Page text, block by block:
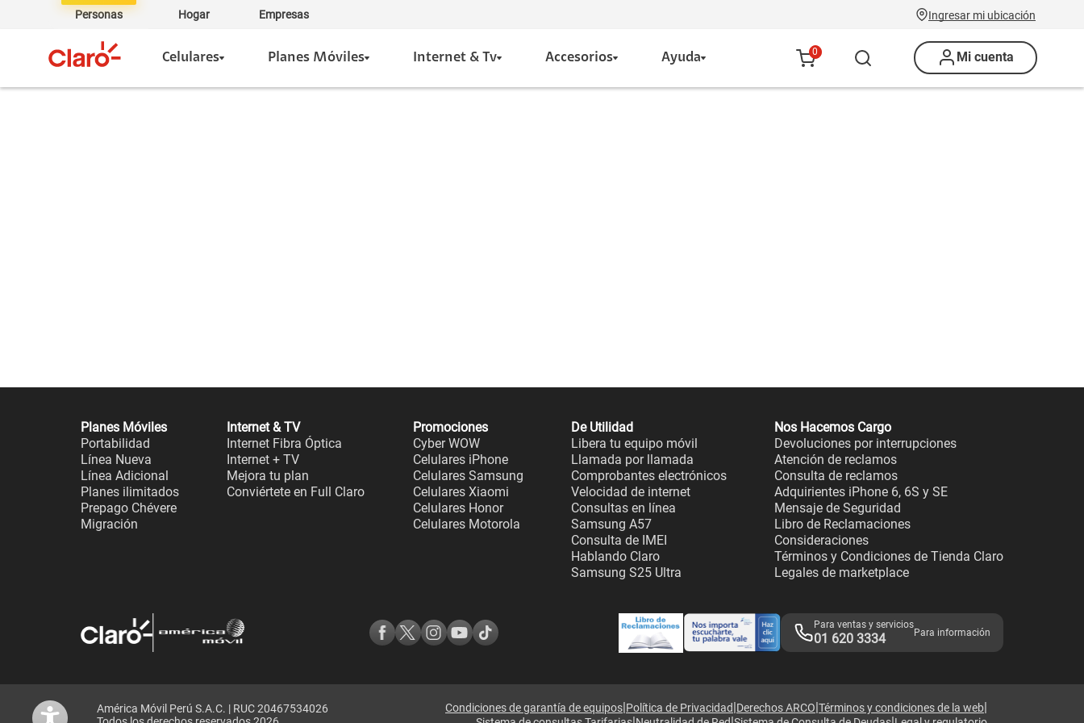
Personas Hogar Empresas Ingresar mi ubicación
Celulares Planes Móviles Internet & Tv Accesorios Ayuda 0 Mi cuenta
Planes Móviles
Portabilidad
Línea Nueva
Línea Adicional
Planes ilimitados
Prepago Chévere
Migración
Internet & TV
Internet Fibra Óptica
Internet + TV
Mejora tu plan
Conviértete en Full Claro
Promociones
Cyber WOW
Celulares iPhone
Celulares Samsung
Celulares Xiaomi
Celulares Honor
Celulares Motorola
De Utilidad
Libera tu equipo móvil
Llamada por llamada
Comprobantes electrónicos
Velocidad de internet
Consultas en línea
Samsung A57
Consulta de IMEI
Hablando Claro
Samsung S25 Ultra
Nos Hacemos Cargo
Devoluciones por interrupciones
Atención de reclamos
Consulta de reclamos
Adquirientes iPhone 6, 6S y SE
Mensaje de Seguridad
Libro de Reclamaciones
Consideraciones
Términos y Condiciones de Tienda Claro
Legales de marketplace
Para ventas y servicios
01 620 3334 Para información
América Móvil Perú S.A.C. | RUC 20467534026
Condiciones de garantía de equipos|Política de Privacidad|Derechos ARCO|Términos y condiciones de la web|